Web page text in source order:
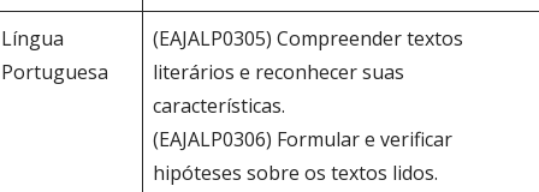
Língua
Portuguesa
(EAJALP0305) Compreender textos
literários e reconhecer suas
características.
(EAJALP0306) Formular e verificar
hipóteses sobre os textos lidos.